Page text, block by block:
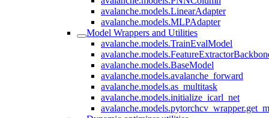
avalanche.models.LinearAdapter
avalanche.models.MLPAdapter
Model Wrappers and Utilities
avalanche.models.TrainEvalModel
avalanche.models.BaseModel
avalanche.models.avalanche_forward
avalanche.models.as_multitask
avalanche.models.initialize_icarl_net